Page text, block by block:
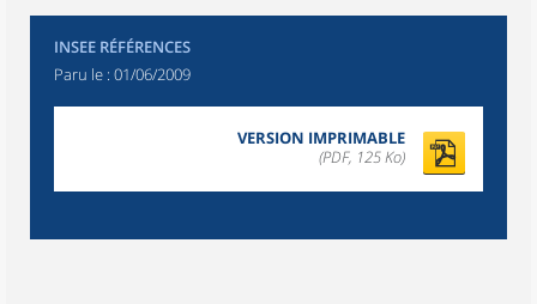
INSEE RÉFÉRENCES
Paru le : 01/06/2009
VERSION IMPRIMABLE
(PDF, 125 Ko)